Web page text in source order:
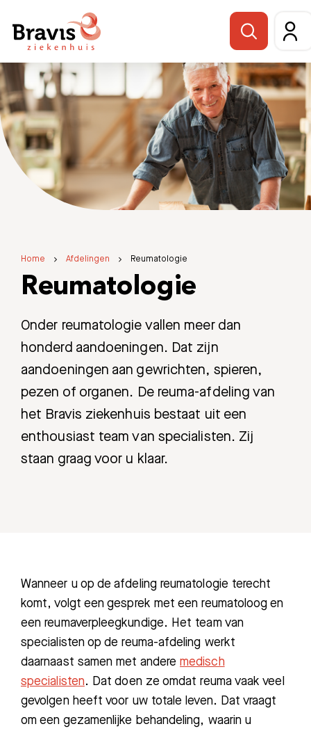
Home Afdelingen Reumatologie
Reumatologie
Onder reumatologie vallen meer dan
honderd aandoeningen. Dat zijn
aandoeningen aan gewrichten, spieren,
pezen of organen. De reuma-afdeling van
het Bravis ziekenhuis bestaat uit een
enthousiast team van specialisten. Zij
staan graag voor u klaar.
Wanneer u op de afdeling reumatologie terecht
komt, volgt een gesprek met een reumatoloog en
een reumaverpleegkundige. Het team van
specialisten op de reuma-afdeling werkt
daarnaast samen met anderemedisch
specialisten. Dat doen ze omdat reuma vaak veel
gevolgen heeft voor uw totale leven. Dat vraagt
om een gezamenlijke behandeling, waarin u